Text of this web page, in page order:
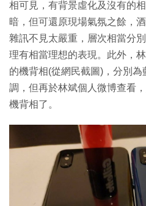
相可見，有背景虛化及沒有的
暗，但可還原現場氣氛之餘，
雜訊不見太嚴重，層次相當分
理有相當理想的表現。此外，
的機背相(從網民截圖)，分別
調，但再於林斌個人微博查看
機背相了。